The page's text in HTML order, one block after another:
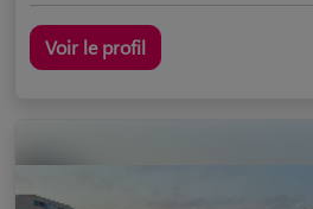
Voir le profil